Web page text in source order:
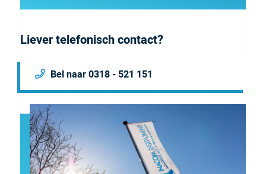
Liever telefonisch contact?
Bel naar 0318 - 521 151